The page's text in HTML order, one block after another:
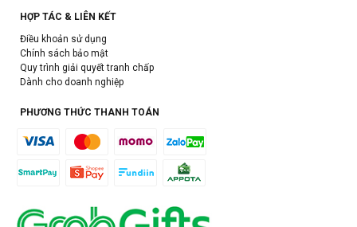
HỢP TÁC & LIÊN KẾT
Điều khoản sử dụng
Chính sách bảo mật
Quy trình giải quyết tranh chấp
Dành cho doanh nghiệp
PHƯƠNG THỨC THANH TOÁN